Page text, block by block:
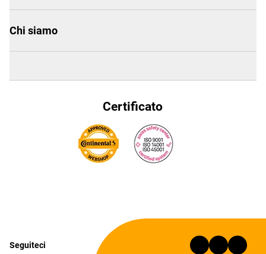
Chi siamo
Certificato
Seguiteci